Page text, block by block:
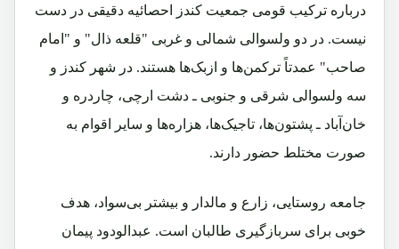
درباره ترکیب قومی جمعیت کندز احصائیه دقیقی در دست
نیست. در دو ولسوالی شمالی و غربی "قلعه ذال" و "امام
صاحب" عمدتاً ترکمن‌ها و ازبک‌ها هستند. در شهر کندز و
سه ولسوالی شرقی و جنوبی ـ دشت ارچی، چاردره و
خان‌آباد ـ پشتون‌ها، تاجیک‌ها، هزاره‌ها و سایر اقوام به
صورت مختلط حضور دارند.
جامعه روستایی، زارع و مالدار و بیشتر بی‌سواد، هدف
خوبی برای سربازگیری طالبان است. عبدالودود پیمان